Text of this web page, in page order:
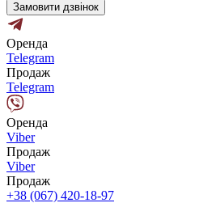
Замовити дзвінок
Оренда
Telegram
Продаж
Telegram
Оренда
Viber
Продаж
Viber
Продаж
+38 (067) 420-18-97